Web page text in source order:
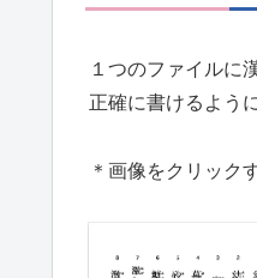
１つのファイルに
正確に書けるよう
＊画像をクリック